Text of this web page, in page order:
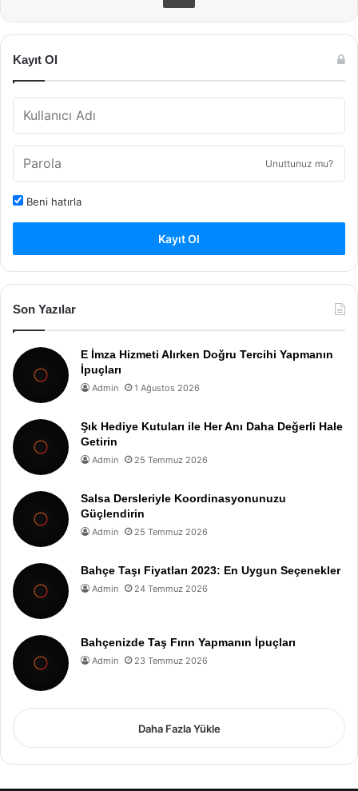
Kayıt Ol
Unuttunuz mu?
Beni hatırla
Kayıt Ol
Son Yazılar
E İmza Hizmeti Alırken Doğru Tercihi Yapmanın
İpuçları
Admin 1 Ağustos 2026
Şık Hediye Kutuları ile Her Anı Daha Değerli Hale
Getirin
Admin 25 Temmuz 2026
Salsa Dersleriyle Koordinasyonunuzu
Güçlendirin
Admin 25 Temmuz 2026
Bahçe Taşı Fiyatları 2023: En Uygun Seçenekler
Admin 24 Temmuz 2026
Bahçenizde Taş Fırın Yapmanın İpuçları
Admin 23 Temmuz 2026
Daha Fazla Yükle